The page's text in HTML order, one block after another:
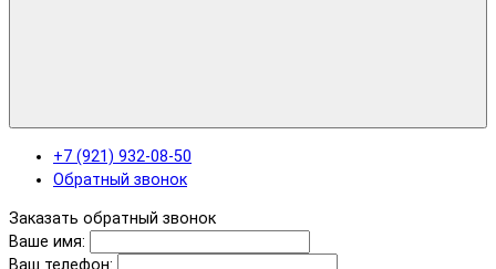
+7 (921) 932-08-50
Обратный звонок
Заказать обратный звонок
Ваше имя:
Ваш телефон: